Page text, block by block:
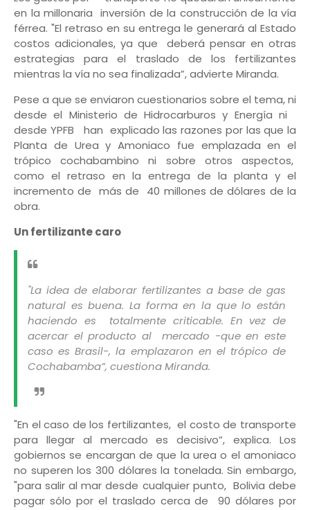
en la millonaria inversión de la construcción de la vía
férrea. "El retraso en su entrega le generará al Estado
costos adicionales, ya que deberá pensar en otras
estrategias para el traslado de los fertilizantes
mientras la vía no sea finalizada”, advierte Miranda.
Pese a que se enviaron cuestionarios sobre el tema, ni
desde el Ministerio de Hidrocarburos y Energía ni
desde YPFB han explicado las razones por las que la
Planta de Urea y Amoniaco fue emplazada en el
trópico cochabambino ni sobre otros aspectos,
como el retraso en la entrega de la planta y el
incremento de más de 40 millones de dólares de la
obra.
Un fertilizante caro
"La idea de elaborar fertilizantes a base de gas
natural es buena. La forma en la que lo están
haciendo es totalmente criticable. En vez de
acercar el producto al mercado -que en este
caso es Brasil-, la emplazaron en el trópico de
Cochabamba”, cuestiona Miranda.
"En el caso de los fertilizantes, el costo de transporte
para llegar al mercado es decisivo”, explica. Los
gobiernos se encargan de que la urea o el amoniaco
no superen los 300 dólares la tonelada. Sin embargo,
"para salir al mar desde cualquier punto, Bolivia debe
pagar sólo por el traslado cerca de 90 dólares por